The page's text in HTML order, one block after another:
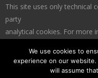
This site uses only technical
party
analytical cookies. For more
We use cookies to
experience on our
will assume